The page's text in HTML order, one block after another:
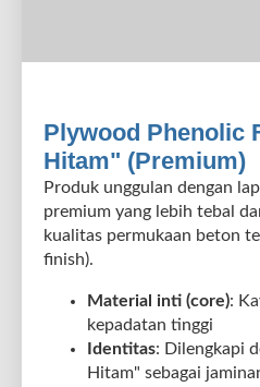
Plywood Phenolic
Hitam" (Premium)
Produk unggulan dengan
premium yang lebih tebal
kualitas permukaan beton
finish).
Material inti (core):
kepadatan tinggi
Identitas: Dilengkapi
Hitam" sebagai